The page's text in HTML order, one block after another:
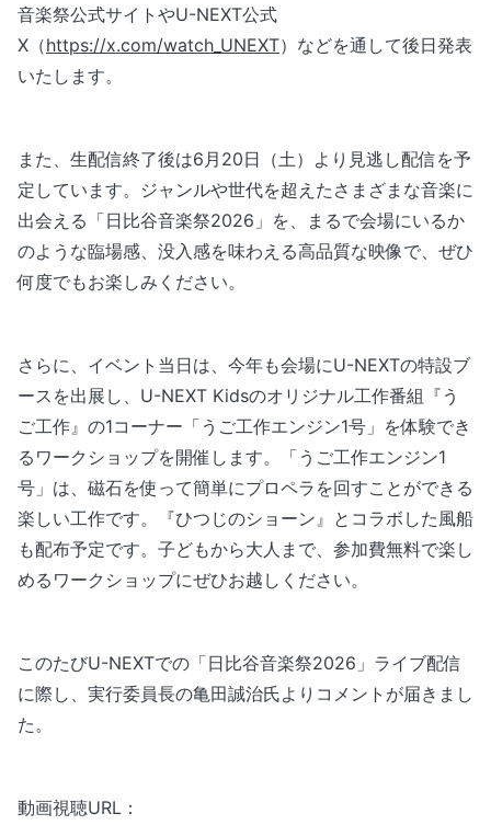
音楽祭公式サイトやU-NEXT公式
X（https://x.com/watch_UNEXT）などを通して後日発表
いたします。
また、生配信終了後は6月20日（土）より見逃し配信を予
定しています。ジャンルや世代を超えたさまざまな音楽に
出会える「日比谷音楽祭2026」を、まるで会場にいるか
のような臨場感、没入感を味わえる高品質な映像で、ぜひ
何度でもお楽しみください。
さらに、イベント当日は、今年も会場にU-NEXTの特設ブ
ースを出展し、U-NEXT Kidsのオリジナル工作番組『う
ご工作』の1コーナー「うご工作エンジン1号」を体験でき
るワークショップを開催します。「うご工作エンジン1
号」は、磁石を使って簡単にプロペラを回すことができる
楽しい工作です。『ひつじのショーン』とコラボした風船
も配布予定です。子どもから大人まで、参加費無料で楽し
めるワークショップにぜひお越しください。
このたびU-NEXTでの「日比谷音楽祭2026」ライブ配信
に際し、実行委員長の亀田誠治氏よりコメントが届きまし
た。
動画視聴URL：